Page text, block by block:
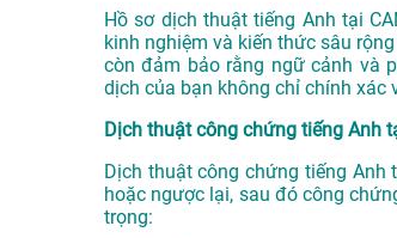
Hồ sơ dịch thuật tiếng Anh tại
kinh nghiệm và kiến thức sâu
còn đảm bảo rằng ngữ cảnh và
dịch của bạn không chỉ chính xác
Dịch thuật công chứng tiếng Anh
Dịch thuật công chứng tiếng
hoặc ngược lại, sau đó công
trọng: